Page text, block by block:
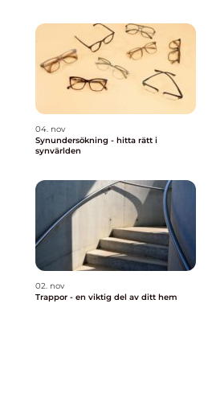
04. nov
Synundersökning - hitta rätt i
synvärlden
02. nov
Trappor - en viktig del av ditt hem